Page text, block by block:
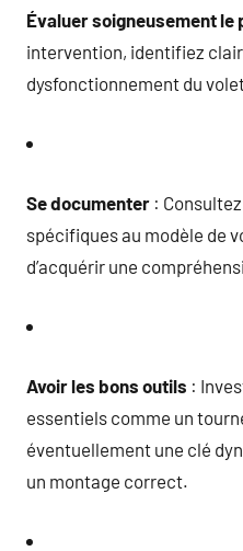
Évaluer soigneusement le
intervention, identifiez
dysfonctionnement du
Se documenter :
spécifiques au modèle de
d’acquérir une
Avoir les bons outils :
essentiels comme un
éventuellement une clé
un montage correct.